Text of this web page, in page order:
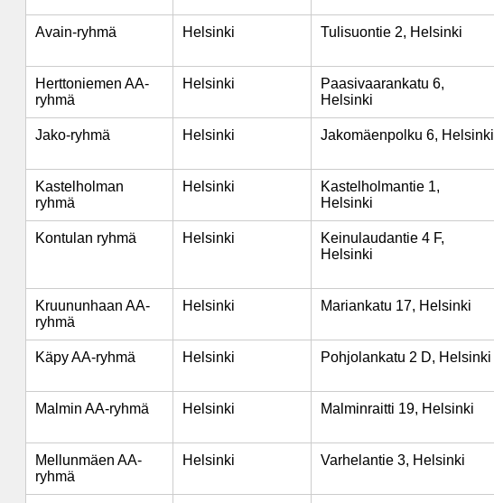
Avain-ryhmä Helsinki Tulisuontie 2, Helsinki
Herttoniemen AA-
ryhmä
Helsinki
Paasivaarankatu 6,
Helsinki
Jako-ryhmä Helsinki Jakomäenpolku 6, Helsinki
Kastelholman
ryhmä
Helsinki
Kastelholmantie 1,
Helsinki
Kontulan ryhmä Helsinki
Keinulaudantie 4 F,
Helsinki
Kruununhaan AA-
ryhmä
Helsinki Mariankatu 17, Helsinki
Käpy AA-ryhmä Helsinki Pohjolankatu 2 D, Helsinki
Malmin AA-ryhmä Helsinki Malminraitti 19, Helsinki
Mellunmäen AA-
ryhmä
Helsinki Varhelantie 3, Helsinki